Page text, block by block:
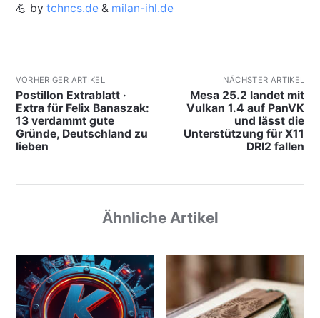
💪 by tchncs.de& milan-ihl.de
VORHERIGER ARTIKEL
Postillon Extrablatt ·
Extra für Felix Banaszak:
13 verdammt gute
Gründe, Deutschland zu
lieben
NÄCHSTER ARTIKEL
Mesa 25.2 landet mit
Vulkan 1.4 auf PanVK
und lässt die
Unterstützung für X11
DRI2 fallen
Ähnliche Artikel